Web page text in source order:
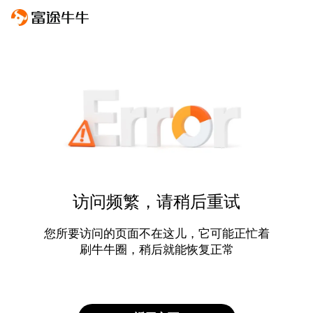
访问频繁，请稍后重试
您所要访问的页面不在这儿，它可能正忙着
刷牛牛圈，稍后就能恢复正常